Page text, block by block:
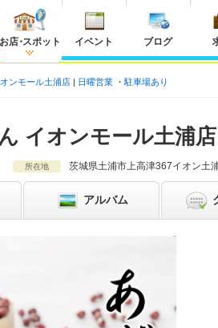
お店・スポット イベント ブログ
ンモール土浦店 日曜営業 駐車場あり
イオンモール土浦店
所在地 茨城県土浦市上高津367イオン土
アルバム